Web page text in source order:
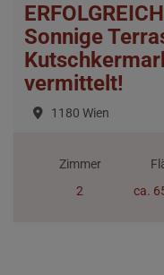
Sonnige
vermittelt!
1180 Wien
Zimmer
2
ca.